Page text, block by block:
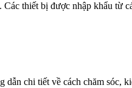
thiết bị được nhập khẩu từ
chi tiết về cách chăm sóc,